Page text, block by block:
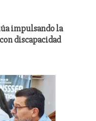
impulsando la
discapacidad